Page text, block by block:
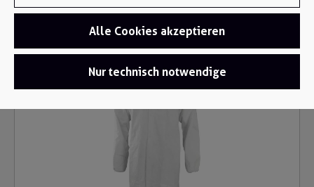
/ Einwegkittel
Bildergalerie überspringen
Alle Cookies akzeptieren
Nur technisch notwendige